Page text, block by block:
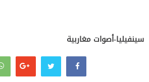
سينفيليا-أصوات مغاربية